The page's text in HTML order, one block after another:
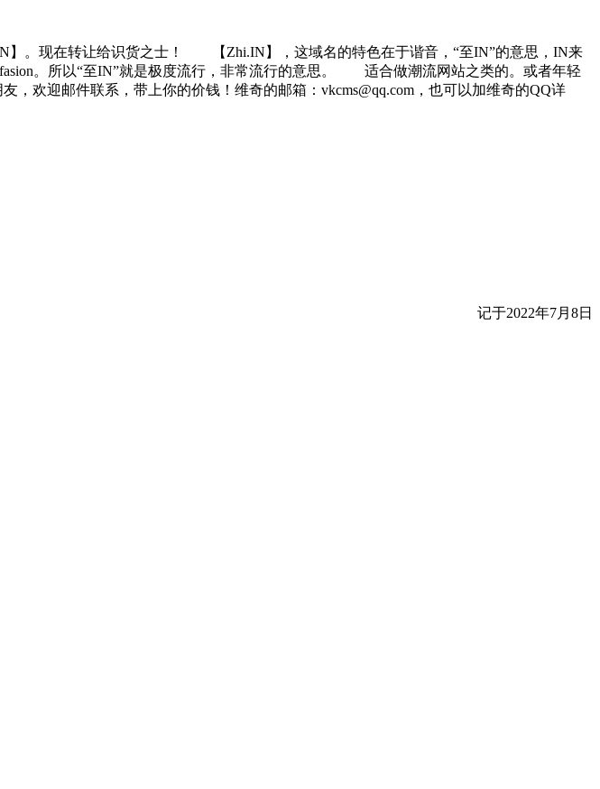
。现在转让给识货之士！ 【Zhi.IN】，这域名的特色在于谐音，“至IN”的意思，IN来
fasion。所以“至IN”就是极度流行，非常流行的意思。 适合做潮流网站之类的。或者年轻
欢迎邮件联系，带上你的价钱！维奇的邮箱：vkcms@qq.com，也可以加维奇的QQ详
记于2022年7月8日